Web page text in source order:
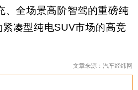
、全场景高阶智驾的重磅纯
凑型纯电SUV市场的高竞
文章来源：汽车经纬网